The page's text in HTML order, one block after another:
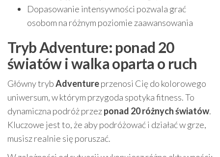
Dopasowanie intensywności pozwala grać
osobom na różnym poziomie zaawansowania
Tryb Adventure: ponad 20
światów i walka oparta o ruch
Główny trybAdventureprzenosi Cię do kolorowego
uniwersum, w którym przygoda spotyka fitness. To
dynamiczna podróż przezponad 20 różnych światów.
Kluczowe jest to, że aby podróżować i działać w grze,
musisz realnie się poruszać.